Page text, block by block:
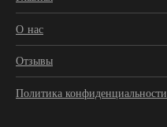
О нас
Отзывы
Политика конфиденциальности